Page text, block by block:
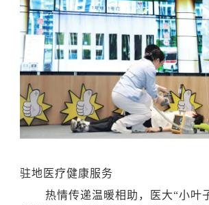
驻地医疗健康服务
热情传递温暖相助，医大“小叶